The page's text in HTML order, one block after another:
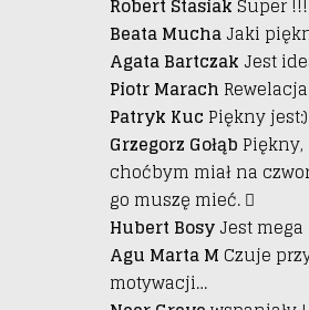
Robert StasiakSuper !!!
Beata MuchaJaki
Agata Bartczak Jest
Piotr Marach
Patryk Kuc Piękny jest:)
Grzegorz Gołąb Piękny,
choćbym miał na
go muszę mieć. 
Hubert BosyJest mega
Agu Marta MCzuje
motywacji…